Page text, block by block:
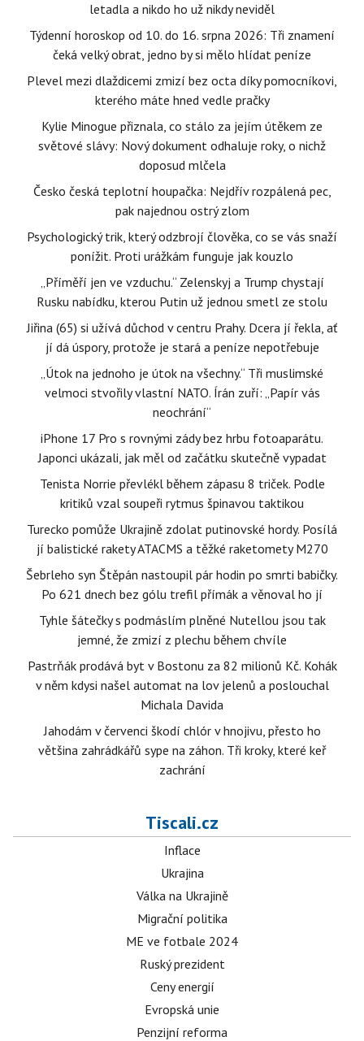
letadla a nikdo ho už nikdy neviděl
Týdenní horoskop od 10. do 16. srpna 2026: Tři znamení
čeká velký obrat, jedno by si mělo hlídat peníze
Plevel mezi dlaždicemi zmizí bez octa díky pomocníkovi,
kterého máte hned vedle pračky
Kylie Minogue přiznala, co stálo za jejím útěkem ze
světové slávy: Nový dokument odhaluje roky, o nichž
doposud mlčela
Česko česká teplotní houpačka: Nejdřív rozpálená pec,
pak najednou ostrý zlom
Psychologický trik, který odzbrojí člověka, co se vás snaží
ponížit. Proti urážkám funguje jak kouzlo
„Příměří jen ve vzduchu.“ Zelenskyj a Trump chystají
Rusku nabídku, kterou Putin už jednou smetl ze stolu
Jiřina (65) si užívá důchod v centru Prahy. Dcera jí řekla, ať
jí dá úspory, protože je stará a peníze nepotřebuje
„Útok na jednoho je útok na všechny.“ Tři muslimské
velmoci stvořily vlastní NATO. Írán zuří: „Papír vás
neochrání“
iPhone 17 Pro s rovnými zády bez hrbu fotoaparátu.
Japonci ukázali, jak měl od začátku skutečně vypadat
Tenista Norrie převlékl během zápasu 8 triček. Podle
kritiků vzal soupeři rytmus špinavou taktikou
Turecko pomůže Ukrajině zdolat putinovské hordy. Posílá
jí balistické rakety ATACMS a těžké raketomety M270
Šebrleho syn Štěpán nastoupil pár hodin po smrti babičky.
Po 621 dnech bez gólu trefil přímák a věnoval ho jí
Tyhle šátečky s podmáslím plněné Nutellou jsou tak
jemné, že zmizí z plechu během chvíle
Pastrňák prodává byt v Bostonu za 82 milionů Kč. Kohák
v něm kdysi našel automat na lov jelenů a poslouchal
Michala Davida
Jahodám v červenci škodí chlór v hnojivu, přesto ho
většina zahrádkářů sype na záhon. Tři kroky, které keř
zachrání
Tiscali.cz
Inflace
Ukrajina
Válka na Ukrajině
Migrační politika
ME ve fotbale 2024
Ruský prezident
Ceny energií
Evropská unie
Penzijní reforma